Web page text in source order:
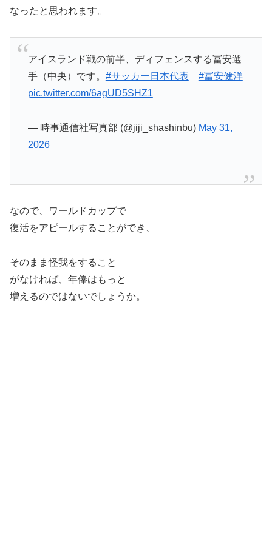
なったと思われます。
アイスランド戦の前半、ディフェンスする冨安選
手（中央）です。 #サッカー日本代表
#冨安健洋
pic.twitter.com/6agUD5SHZ1
— 時事通信社写真部 (@jiji_shashinbu) May 31,
2026
なので、ワールドカップで
復活をアピールすることができ、
そのまま怪我をすること
がなければ、年俸はもっと
増えるのではないでしょうか。